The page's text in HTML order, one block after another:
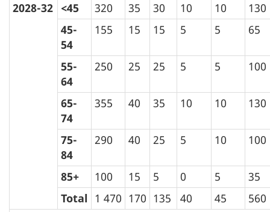
2028-32 <45 320 35 30 10 10
130
45-
54
155 15 15 5 5 65
55-
64
250 25 25 5 5 100
65-
74
355 40 35 10 10 130
75-
84
290 40 25 5 10 100
85+ 100 15 5 0 5
35
Total 1 470 170 135 40 45
560